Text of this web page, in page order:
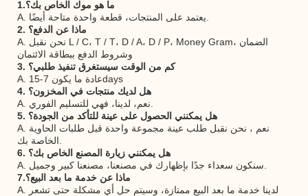
1.ما هو موك الخاص بك؟
2. ماذا عن الدفع؟
A. نحن نقبل L / C، T / T، D / A، D / P، Money Gram، الضمان
وشروط الدفع ببطاقة الائتمان
3. كم من الوقت سيستغرق تنفيذ طلبي؟
A. عادة ما يكون 7-15days
4. هل لديك منتجات في المخزون؟
5. هل يمكنني الحصول على عينة للتأكد من الجودة؟
A. نعم ، نحن نقبل طلب عينة مجموعة واحدة قبل طلبات الحاوية
6. هل يمكنني زيارة المصنع الخاص بك؟
7.ماذا عن خدمة ما بعد البيع؟
A. لدينا خدمة ما بعد البيع ممتازة، وسيتم حل أي مشكلة حتى تشعر